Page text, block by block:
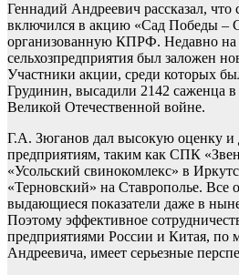
Геннадий Андреевич рассказал,
включился в акцию «Сад Победы –
организованную КПРФ. Недавно на
сельхозпредприятия был заложен
Участники акции, среди которых
Грудинин, высадили 2142 саженца
Великой Отечественной войне.
Г.А. Зюганов дал высокую оценку
предприятиям, таким как СПК
«Усольский свинокомлекс» в
«Терновский» на Ставрополье. Все
выдающиеся показатели даже в
Поэтому эффективное
предприятиями России и Китая, по
Андреевича, имеет серьезные